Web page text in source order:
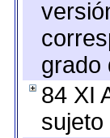
grado
84 XI